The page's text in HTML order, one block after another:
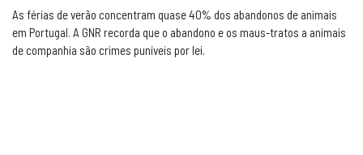
As férias de verão concentram quase 40% dos abandonos de animais
em Portugal. A GNR recorda que o abandono e os maus-tratos a animais
de companhia são crimes puníveis por lei.